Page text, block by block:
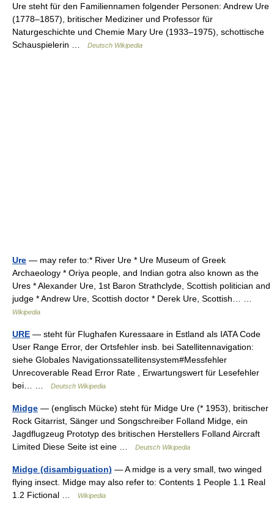
Ure steht für den Familiennamen folgender Personen: Andrew Ure
(1778–1857), britischer Mediziner und Professor für
Naturgeschichte und Chemie Mary Ure (1933–1975), schottische
Schauspielerin …
Deutsch Wikipedia
Ure — may refer to:* River Ure * Ure Museum of Greek
Archaeology * Oriya people, and Indian gotra also known as the
Ures * Alexander Ure, 1st Baron Strathclyde, Scottish politician and
judge * Andrew Ure, Scottish doctor * Derek Ure, Scottish… …
Wikipedia
URE — steht für Flughafen Kuressaare in Estland als IATA Code
User Range Error, der Ortsfehler insb. bei Satellitennavigation:
siehe Globales Navigationssatellitensystem#Messfehler
Unrecoverable Read Error Rate , Erwartungswert für Lesefehler
bei… …
Deutsch Wikipedia
Midge — (englisch Mücke) steht für Midge Ure (* 1953), britischer
Rock Gitarrist, Sänger und Songschreiber Folland Midge, ein
Jagdflugzeug Prototyp des britischen Herstellers Folland Aircraft
Limited Diese Seite ist eine …
Deutsch Wikipedia
Midge (disambiguation) — A midge is a very small, two winged
flying insect. Midge may also refer to: Contents 1 People 1.1 Real
1.2 Fictional …
Wikipedia